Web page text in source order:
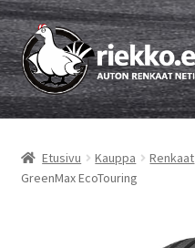
Siirry
navigointiin
Siirry
sisältöön
Etusivu
Vinkit & ohjeet
Etusivu Kauppa Renkaat
GreenMax EcoTouring